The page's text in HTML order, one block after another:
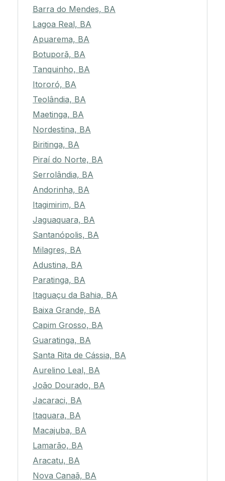
Barra do Mendes, BA
Lagoa Real, BA
Apuarema, BA
Botuporã, BA
Tanquinho, BA
Itororó, BA
Teolândia, BA
Maetinga, BA
Nordestina, BA
Biritinga, BA
Piraí do Norte, BA
Serrolândia, BA
Andorinha, BA
Itagimirim, BA
Jaguaquara, BA
Santanópolis, BA
Milagres, BA
Adustina, BA
Paratinga, BA
Itaguaçu da Bahia, BA
Baixa Grande, BA
Capim Grosso, BA
Guaratinga, BA
Santa Rita de Cássia, BA
Aurelino Leal, BA
João Dourado, BA
Jacaraci, BA
Itaquara, BA
Macajuba, BA
Lamarão, BA
Aracatu, BA
Nova Canaã, BA